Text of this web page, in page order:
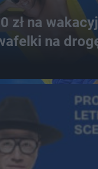
zł na
na